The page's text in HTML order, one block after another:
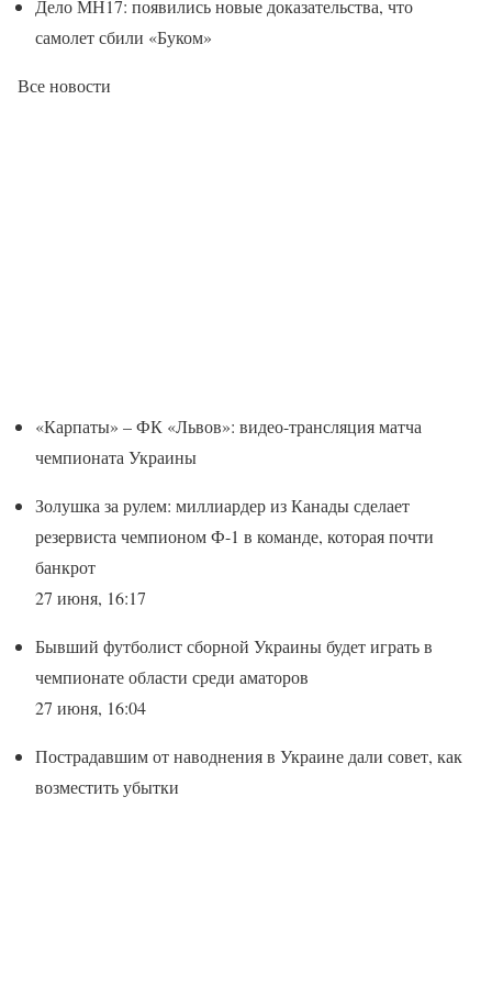
Дело МН17: появились новые доказательства, что
самолет сбили «Буком»
Все новости
«Карпаты» – ФК «Львов»: видео-трансляция матча
чемпионата Украины
Золушка за рулем: миллиардер из Канады сделает
резервиста чемпионом Ф-1 в команде, которая почти
банкрот
27 июня, 16:17
Бывший футболист сборной Украины будет играть в
чемпионате области среди аматоров
27 июня, 16:04
Пострадавшим от наводнения в Украине дали совет, как
возместить убытки